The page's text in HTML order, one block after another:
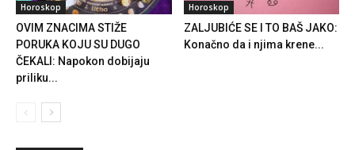
Horoskop
OVIM ZNACIMA STIŽE
PORUKA KOJU SU DUGO
ČEKALI: Napokon dobijaju
priliku...
Horoskop
ZALJUBIĆE SE I TO BAŠ JAKO:
Konačno da i njima krene...